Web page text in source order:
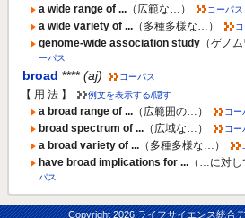
a wide range of ... （広範な…） コーパス
a wide variety of ... （多種多様な…）
genome-wide association study （ゲノ
ーパス
broad **** (aj) コーパス
【 用 法 】 例文を表示する/隠す
a broad range of ... （広範囲の…） コー
broad spectrum of ... （広域な…） コー
a broad variety of ... （多種多様な…）
have broad implications for ... （…に対
パス
Copyright2026 ライフサイエンス統合